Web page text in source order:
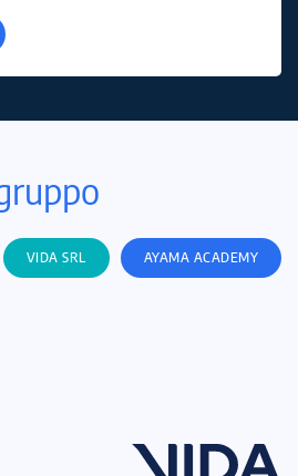
VIDA SRL AYAMA ACADEMY